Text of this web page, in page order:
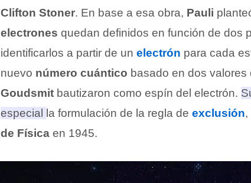
Clifton Stoner. En base a esa obra, Pauli
electrones quedan definidos en función de dos
identificarlos a partir de un electrón para cada
nuevo número cuántico basado en dos valores
Goudsmit bautizaron como espín del electrón.
especial la formulación de la regla de exclusión,
de Física en 1945.